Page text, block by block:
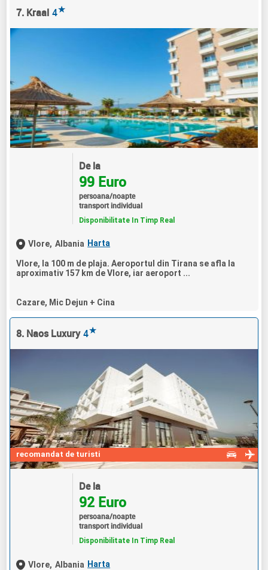
7. Kraal 4★
De la
99 Euro
persoana/noapte
transport individual
Disponibilitate In Timp Real
Vlore, Albania Harta
Vlore, la 100 m de plaja. Aeroportul din Tirana se afla la
aproximativ 157 km de Vlore, iar aeroport ...
Cazare, Mic Dejun + Cina
8. Naos Luxury 4★
recomandat de turisti
De la
92 Euro
persoana/noapte
transport individual
Disponibilitate In Timp Real
Vlore, Albania Harta